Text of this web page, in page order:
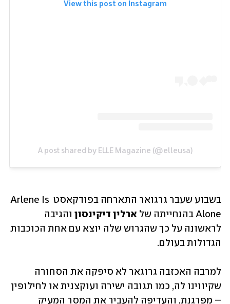
View this post on Instagram
A post shared by ELLE Magazine (@elleusa)
בשבוע שעבר גרגואר התארחה בפודקאסט Arlene Is
Alone בהנחייתה של
ארלין דיקינסון
הגדולות בעולם.